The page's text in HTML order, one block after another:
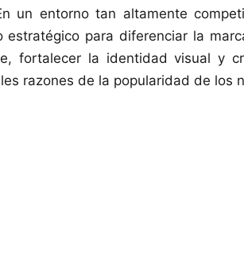
un entorno tan altamente
estratégico para diferenciar la
fortalecer la identidad visual y
razones de la popularidad de los